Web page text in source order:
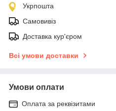
Укрпошта
Самовивіз
Доставка кур'єром
Всі умови доставки
Умови оплати
Оплата за реквізитами